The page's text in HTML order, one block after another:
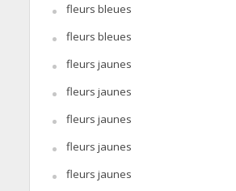
fleurs bleues
fleurs bleues
fleurs jaunes
fleurs jaunes
fleurs jaunes
fleurs jaunes
fleurs jaunes